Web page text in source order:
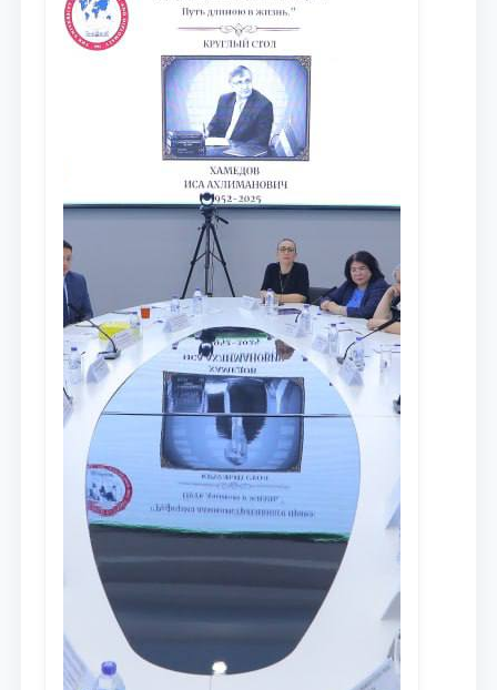
противодействия коррупции